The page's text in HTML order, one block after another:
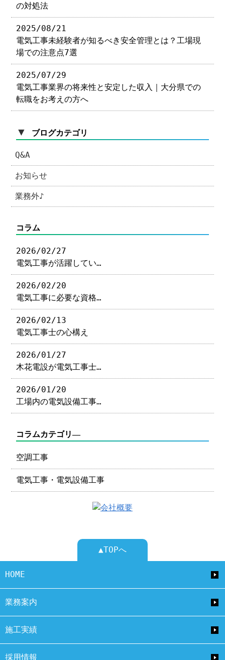
の対処法
2025/08/21
電気工事未経験者が知るべき安全管理とは？工場現
場での注意点7選
2025/07/29
電気工事業界の将来性と安定した収入｜大分県での
転職をお考えの方へ
▼ ブログカテゴリ
Q&A
お知らせ
業務外♪
コラム
2026/02/27
電気工事が活躍してい…
2026/02/20
電気工事に必要な資格…
2026/02/13
電気工事士の心構え
2026/01/27
木花電設が電気工事士…
2026/01/20
工場内の電気設備工事…
コラムカテゴリ―
空調工事
電気工事・電気設備工事
▲TOPへ
HOME
業務案内
施工実績
採用情報